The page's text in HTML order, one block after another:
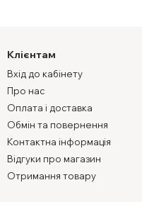
Клієнтам
Вхід до кабінету
Про нас
Оплата і доставка
Обмін та повернення
Контактна інформація
Відгуки про магазин
Отримання товару